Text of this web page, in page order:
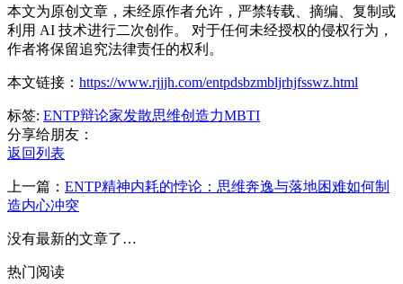
本文为原创文章，未经原作者允许，严禁转载、摘编、复制或
利用 AI 技术进行二次创作。 对于任何未经授权的侵权行为，
作者将保留追究法律责任的权利。
本文链接： https://www.rjjjh.com/entpdsbzmbljrhjfsswz.html
标签: ENTP辩论家发散思维创造力MBTI
分享给朋友：
返回列表
上一篇： ENTP精神内耗的悖论：思维奔逸与落地困难如何制
造内心冲突
没有最新的文章了…
热门阅读